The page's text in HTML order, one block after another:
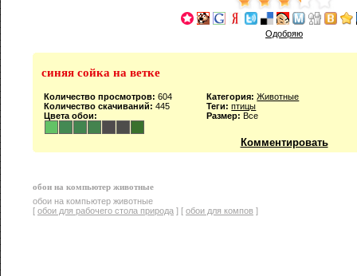
Одобряю
синяя сойка на ветке
Количество просмотров: 604
Количество скачиваний: 445
Цвета обои:
Категория: Животные
Теги: птицы
Размер: Все
Комментировать
обои на компьютер животные
обои на компьютер животные
[ обои для рабочего стола природа ] [ обои для компов ]